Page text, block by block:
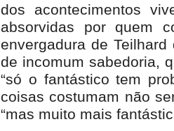
dos acontecimentos
absorvidas por quem
envergadura de
de incomum sabedoria,
“só o fantástico tem
coisas costumam não
“mas muito mais